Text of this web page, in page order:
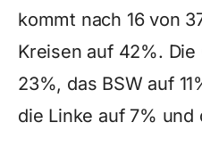
kommt nach 16 von
Kreisen auf 42%.
23%, das BSW auf
die Linke auf 7% und